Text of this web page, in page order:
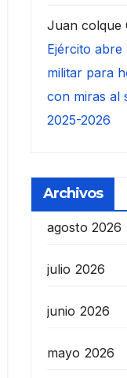
Juan colque
Ejército
militar para
con miras al
2025-2026
Archivos
agosto 2026
julio 2026
junio 2026
mayo 2026